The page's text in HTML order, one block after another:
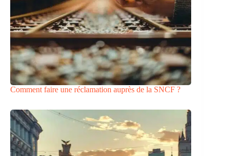
Comment faire une réclamation auprès de la SNCF ?